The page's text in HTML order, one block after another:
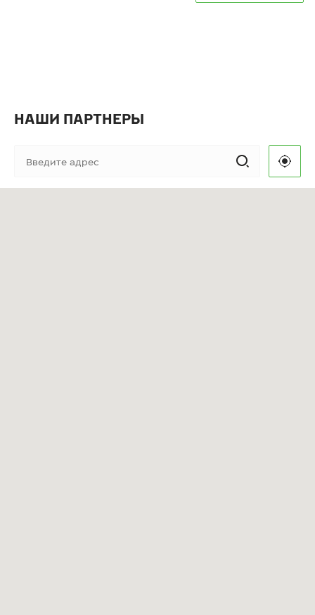
НАШИ ПАРТНЕРЫ